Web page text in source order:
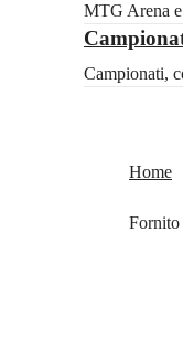
MTG Arena
Campionati,
Home
Fornito